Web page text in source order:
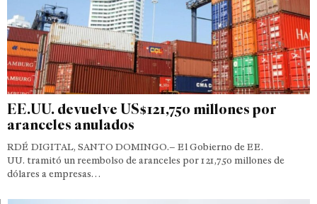
EE.UU. devuelve US$121,750 millones por
aranceles anulados
RDÉ DIGITAL, SANTO DOMINGO.– El Gobierno de EE.
UU. tramitó un reembolso de aranceles por 121,750 millones de
dólares a empresas…